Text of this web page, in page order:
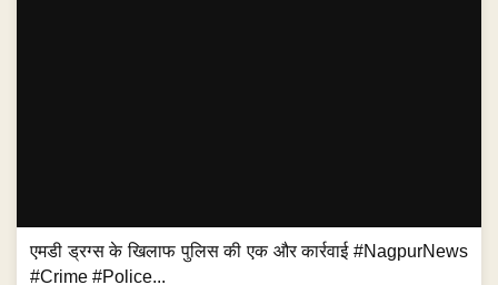
एमडी ड्रग्स के खिलाफ पुलिस की एक और कार्रवाई #NagpurNews
#Crime #Police...